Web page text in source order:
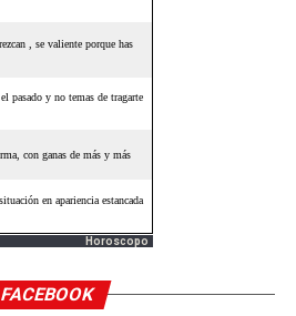
Horoscopo
FACEBOOK